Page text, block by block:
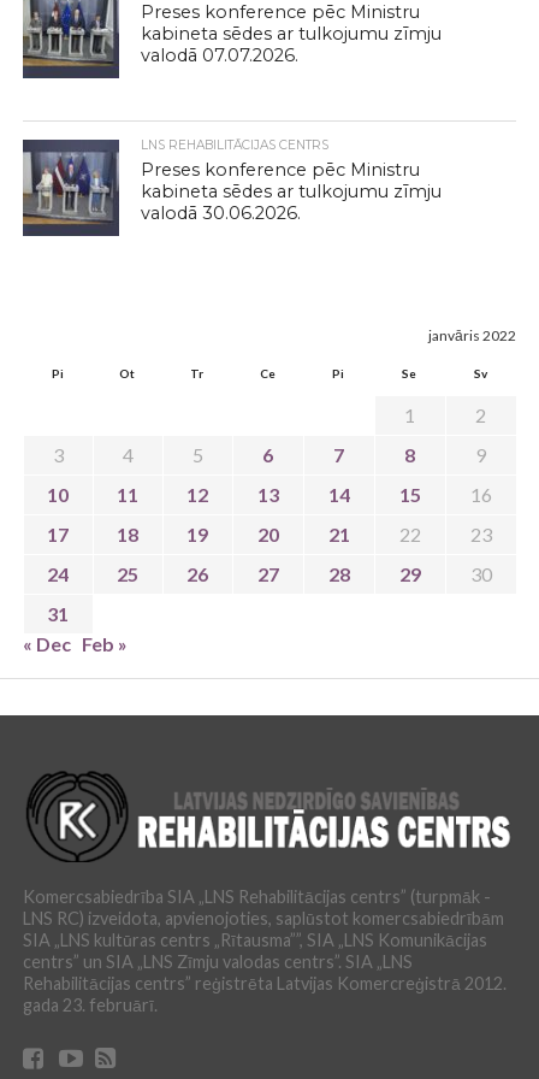
Preses konference pēc Ministru
kabineta sēdes ar tulkojumu zīmju
valodā 07.07.2026.
LNS REHABILITĀCIJAS CENTRS
Preses konference pēc Ministru
kabineta sēdes ar tulkojumu zīmju
valodā 30.06.2026.
janvāris 2022
Pi Ot Tr Ce Pi Se Sv
1
2
3
4 5 6 7 8
9
10
11 12 13 14 15
16
17
18 19 20 21 22
23
24
25 26 27 28 29
30
31
« Dec Feb »
Komercsabiedrība SIA „LNS Rehabilitācijas centrs” (turpmāk -
LNS RC) izveidota, apvienojoties, saplūstot komercsabiedrībām
SIA „LNS kultūras centrs „Rītausma””, SIA „LNS Komunikācijas
centrs” un SIA „LNS Zīmju valodas centrs”. SIA „LNS
Rehabilitācijas centrs” reģistrēta Latvijas Komercreģistrā 2012.
gada 23. februārī.